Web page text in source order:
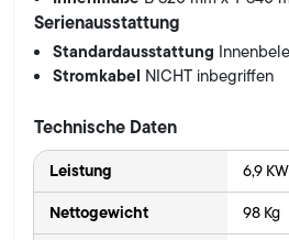
Serienausstattung
Standardausstattung
Stromkabel NICHT inbegriffen
Technische Daten
Leistung 6,9 KW
Nettogewicht 98 Kg